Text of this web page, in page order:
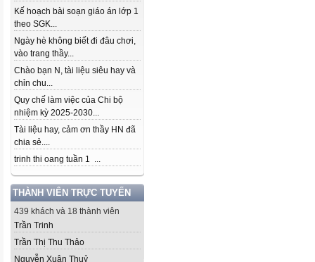
Kế hoạch bài soạn giáo án lớp 1
theo SGK...
Ngày hè không biết đi đâu chơi,
vào trang thầy...
Chào bạn N, tài liệu siêu hay và
chỉn chu...
Quy chế làm việc của Chi bộ
nhiệm kỳ 2025-2030...
Tài liệu hay, cảm ơn thầy HN đã
chia sẻ....
trinh thi oang tuần 1 ...
THÀNH VIÊN TRỰC TUYẾN
439 khách và 18 thành viên
Trần Trinh
Trần Thị Thu Thảo
Nguyễn Xuân Thuỷ